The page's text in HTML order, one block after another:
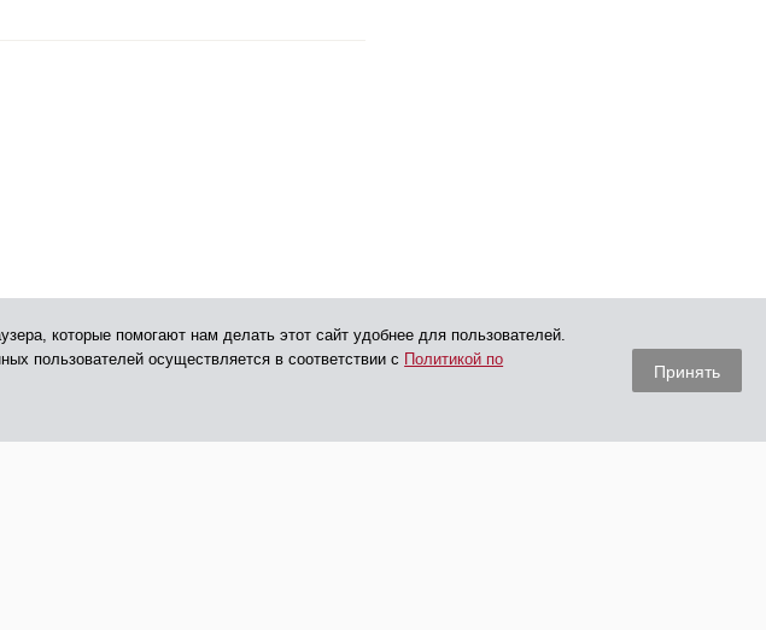
которые помогают нам делать этот сайт удобнее для пользователей.
пользователей осуществляется в соответствии с Политикой по
Принять